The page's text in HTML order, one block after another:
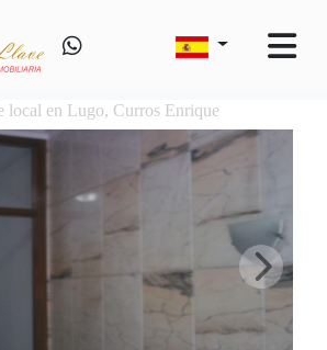
local en Lugo, Curros Enrique